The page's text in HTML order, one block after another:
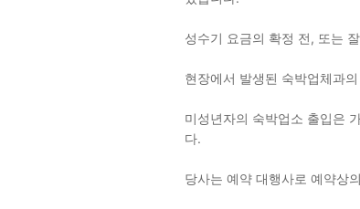
성수기 요금의 확정 전, 또는
현장에서 발생된 숙박업체과
미성년자의 숙박업소 출입은
다.
당사는 예약 대행사로 예약상